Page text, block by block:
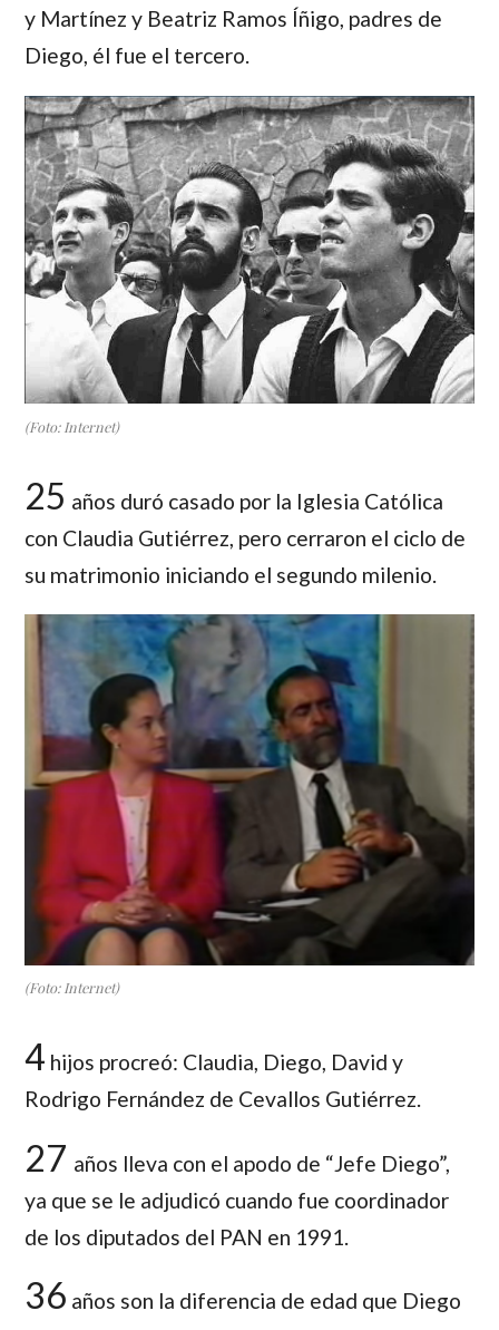
y Martínez y Beatriz Ramos Íñigo, padres de
Diego, él fue el tercero.
(Foto: Internet)
25 años duró casado por la Iglesia Católica
con Claudia Gutiérrez, pero cerraron el ciclo de
su matrimonio iniciando el segundo milenio.
(Foto: Internet)
4 hijos procreó: Claudia, Diego, David y
Rodrigo Fernández de Cevallos Gutiérrez.
27 años lleva con el apodo de “Jefe Diego”,
ya que se le adjudicó cuando fue coordinador
de los diputados del PAN en 1991.
36 años son la diferencia de edad que Diego